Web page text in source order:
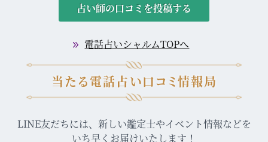
占い師の口コミを投稿する
電話占いシャルムTOPへ
当たる電話占い口コミ情報局
LINE友だちには、新しい鑑定士やイベント情報などを
いち早くお届けいたします！